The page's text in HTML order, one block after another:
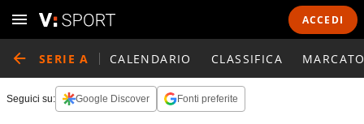
ACCEDI
SERIE A CALENDARIO CLASSIFICA
Seguici su: Google Discover Fonti preferite